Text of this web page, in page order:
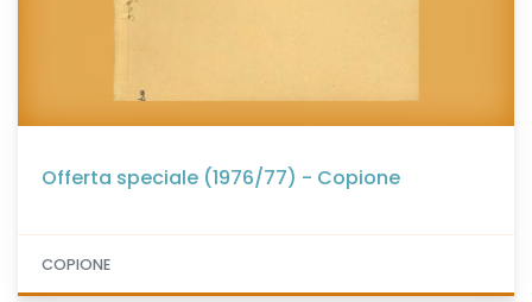
Offerta speciale (1976/77) - Copione
COPIONE